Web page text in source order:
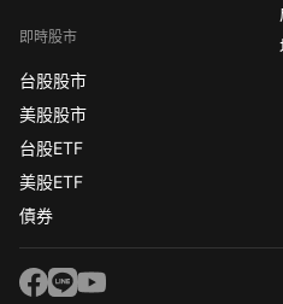
即時股市
台股股市
美股股市
台股ETF
美股ETF
債券